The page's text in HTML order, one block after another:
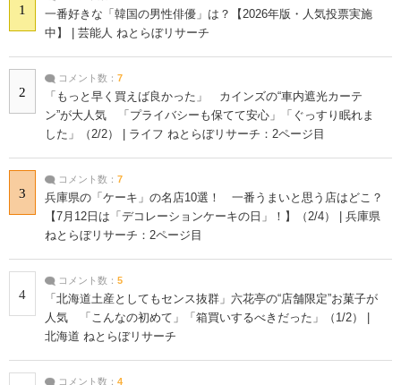
1
一番好きな「韓国の男性俳優」は？【2026年版・人気投票実施
中】 | 芸能人 ねとらぼリサーチ
2
コメント数： 7
「もっと早く買えば良かった」 カインズの“車内遮光カーテ
ン”が大人気 「プライバシーも保てて安心」「ぐっすり眠れま
した」（2/2） | ライフ ねとらぼリサーチ：2ページ目
3
コメント数： 7
兵庫県の「ケーキ」の名店10選！ 一番うまいと思う店はどこ？
【7月12日は「デコレーションケーキの日」！】（2/4） | 兵庫県
ねとらぼリサーチ：2ページ目
4
コメント数： 5
「北海道土産としてもセンス抜群」六花亭の“店舗限定”お菓子が
人気 「こんなの初めて」「箱買いするべきだった」（1/2） |
北海道 ねとらぼリサーチ
コメント数： 4